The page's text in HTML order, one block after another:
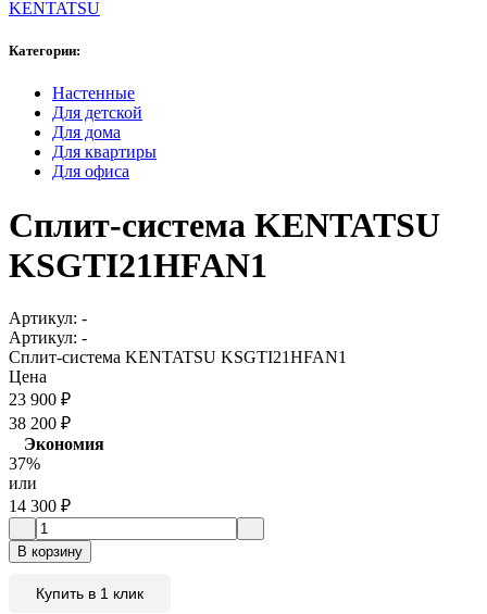
KENTATSU
Категории:
Настенные
Для детской
Для дома
Для квартиры
Для офиса
Сплит-система KENTATSU
KSGTI21HFAN1
Артикул: -
Артикул: -
Сплит-система KENTATSU KSGTI21HFAN1
Цена
23 900 ₽
38 200 ₽
Экономия
37%
или
14 300 ₽
В корзину
Купить в 1 клик